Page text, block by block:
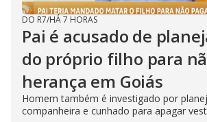
DO R7/HÁ 7 HORAS
Pai é acusado de
do próprio filho para
herança em Goiás
Homem também é investigado por
companheira e cunhado para apagar